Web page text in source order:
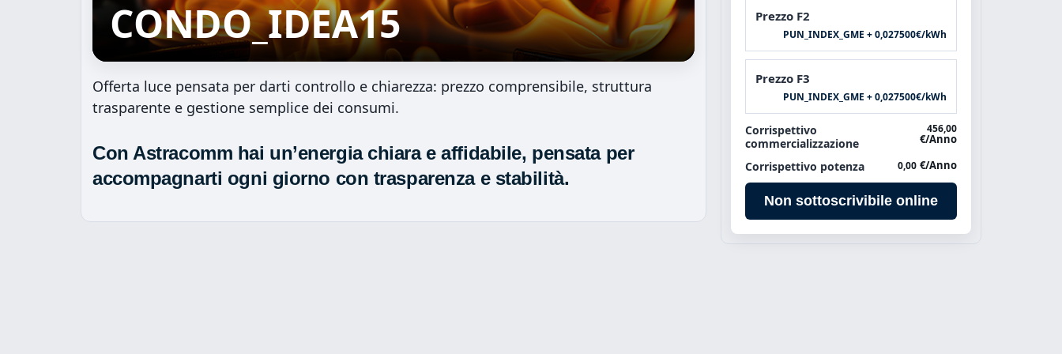
CONDO_IDEA15
Offerta luce pensata per darti controllo e chiarezza: prezzo comprensibile, struttura
trasparente e gestione semplice dei consumi.
Con Astracomm hai un’energia chiara e affidabile, pensata per
accompagnarti ogni giorno con trasparenza e stabilità.
Prezzo F2
PUN_INDEX_GME + 0,027500€/kWh
Prezzo F3
PUN_INDEX_GME + 0,027500€/kWh
Corrispettivo
commercializzazione
456,00
€/Anno
Corrispettivo potenza 0,00 €/Anno
Non sottoscrivibile online